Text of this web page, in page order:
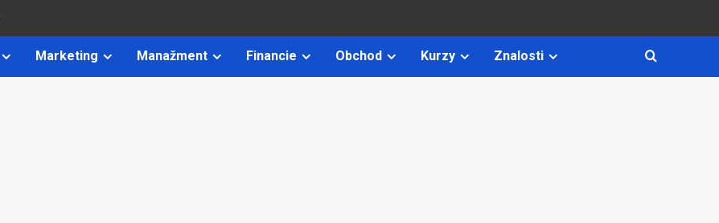
Marketing Manažment Financie Obchod Kurzy Znalosti